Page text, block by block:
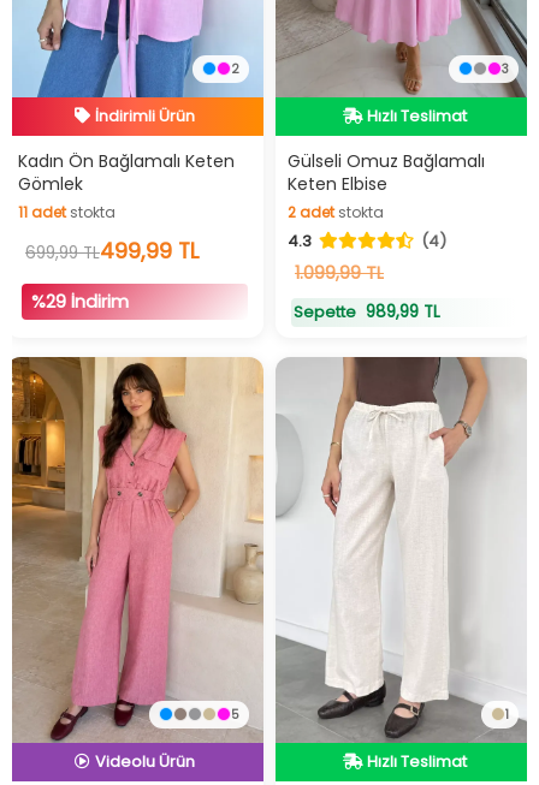
2
İndirimli Ürün
Hızlı Teslimat
İndirimli Ürün
Kadın Ön Bağlamalı Keten
Gömlek
11adetstokta
11 adetstokta
699,99 TL499,99 TL
%29 İndirim
3
Hızlı Teslimat
Videolu Ürün
Hızlı Teslimat
Gülseli Omuz Bağlamalı
Keten Elbise
2adetstokta
2 adetstokta
4.3 (4)
1.099,99 TL
Sepette 989,99 TL
5
İndirimli Ürün
Hızlı Teslimat
1
Hızlı Teslimat
Hızlı Teslimat